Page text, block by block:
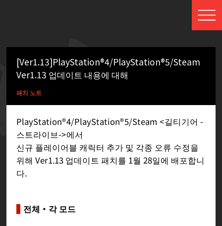
[Ver1.13]PlayStation®4/PlayStation®5/Steam
Ver1.13 업데이트 내용에 대해
패치 노트
PlayStation®4/PlayStation®5/Steam <길티기어 -
스트라이브->에서
신규 플레이어블 캐릭터 추가 및 각종 오류 수정을
위해 Ver1.13 업데이트 패치를 1월 28일에 배포합니
다.
전체・각 모드